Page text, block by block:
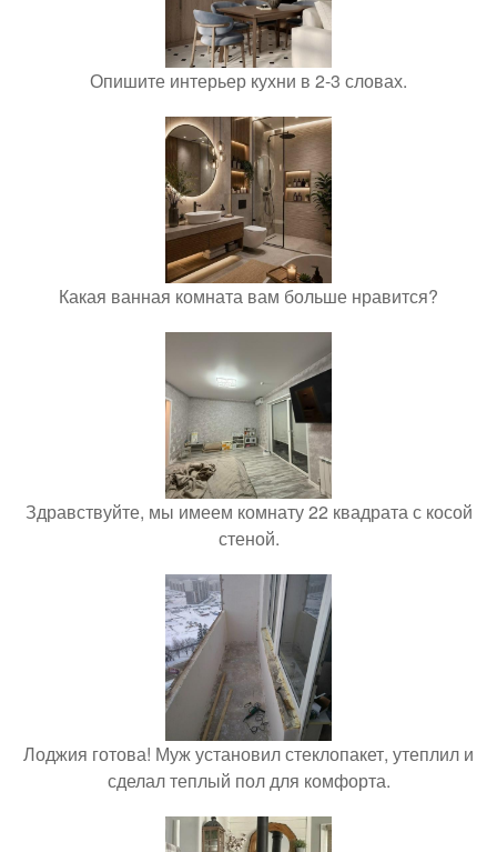
Опишите интерьер кухни в 2-3 словах.
Какая ванная комната вам больше нравится?
Здравствуйте, мы имеем комнату 22 квадрата с косой
стеной.
Лоджия готова! Муж установил стеклопакет, утеплил и
сделал теплый пол для комфорта.